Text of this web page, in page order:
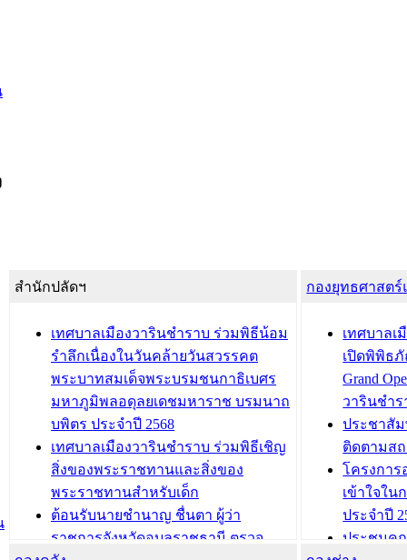
สำนักปลัดฯ
เทศบาลเมืองวารินชำราบ ร่วมพิธีน้อม
รำลึกเนื่องในวันคล้ายวันสวรรคต
พระบาทสมเด็จพระบรมชนกาธิเบศร
มหาภูมิพลอดุลยเดชมหาราช บรมนาถ
บพิตร ประจำปี 2568
เทศบาลเมืองวารินชำราบ ร่วมพิธีเชิญ
สิ่งของพระราชทานและสิ่งของ
พระราชทานสำหรับเด็ก
ต้อนรับนายชำนาญ ชื่นตา ผู้ว่า
ราชการจังหวัดอุบลราชธานี ตรวจ
กองยุทธศาสต
เทศบาลเ
เปิดพิพิธภั
Grand
วารินชำร
ประชาสัม
ติดตามส
โครงกา
เข้าใจใน
ประจำปี
ประชุมค